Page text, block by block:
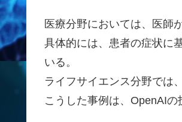
医療分野においては、医師
具体的には、患者の症状に
いる。
ライフサイエンス分野では
こうした事例は、OpenAIの